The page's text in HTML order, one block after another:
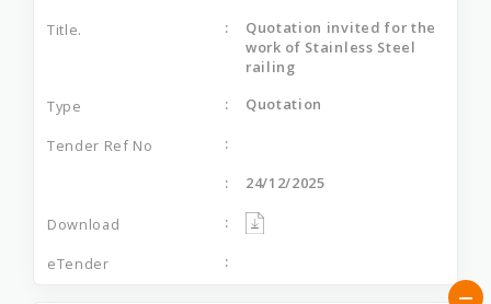
Quotation invited for the
work of Stainless Steel
railing
Quotation
24/12/2025